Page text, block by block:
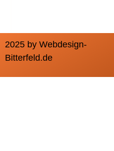
2025 by Webdesign-
Bitterfeld.de